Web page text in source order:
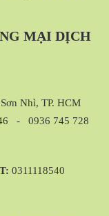
MẠI DỊCH
Nhì, TP. HCM
- 0936 745 728
0311118540